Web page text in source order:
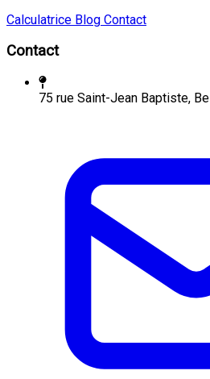
Calculatrice Blog Contact
Contact
75 rue Saint-Jean Baptiste,